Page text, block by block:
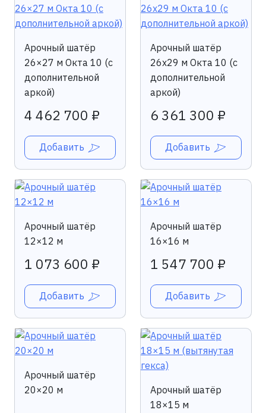
Арочный шатёр
26×27 м Окта 10 (с
дополнительной
аркой)
4 462 700 ₽
Добавить
Арочный шатёр
26х29 м Окта 10 (с
дополнительной
аркой)
6 361 300 ₽
Добавить
Арочный шатёр
12×12 м
1 073 600 ₽
Добавить
Арочный шатёр
16×16 м
1 547 700 ₽
Добавить
Арочный шатёр
20×20 м
Арочный шатёр
18×15 м